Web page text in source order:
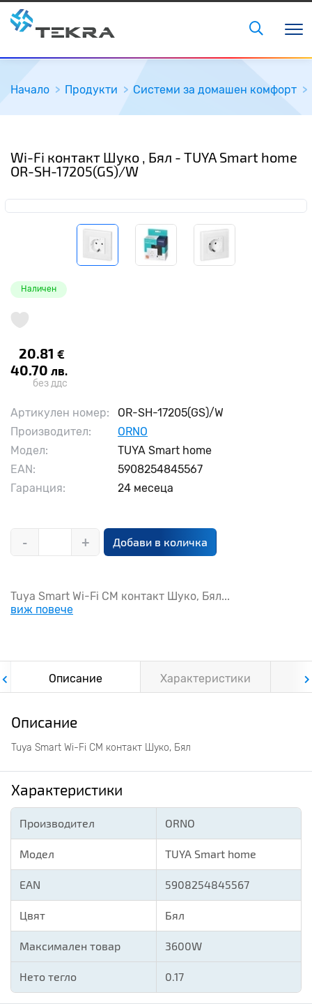
Начало Продукти Системи за домашен комфорт
Wi-Fi контакт Шуко , Бял - TUYA Smart home
OR-SH-17205(GS)/W
Наличен
20.81 €
40.70 лв.
без ддс
Артикулен номер:
OR-SH-17205(GS)/W
Производител:
ORNO
Модел:
TUYA Smart home
EAN:
5908254845567
Гаранция:
24 месеца
- + Добави в количка
Tuya Smart Wi-Fi СМ контакт Шуко, Бял...
виж повече
Описание Характеристики
Описание
Tuya Smart Wi-Fi СМ контакт Шуко, Бял
Характеристики
Производител ORNO
Модел TUYA Smart home
EAN 5908254845567
Цвят Бял
Максимален товар 3600W
Нето тегло 0.17